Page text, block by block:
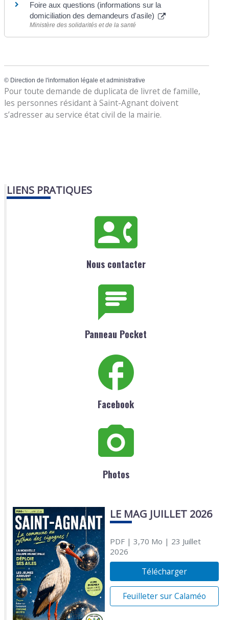
Foire aux questions (informations sur la
domiciliation des demandeurs d'asile)
Ministère des solidarités et de la santé
© Direction de l'information légale et administrative
Pour toute demande de duplicata de livret de famille,
les personnes résidant à Saint-Agnant doivent
s’adresser au service état civil de la mairie.
LIENS PRATIQUES
Nous contacter
Panneau Pocket
Facebook
Photos
LE MAG JUILLET 2026
PDF| 3,70 Mo | 23 Juillet
2026
Télécharger
Feuilleter sur Calaméo